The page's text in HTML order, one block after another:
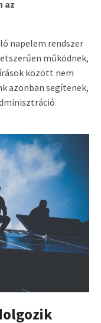
az
napelem rendszer
működnek,
között nem
azonban segítenek,